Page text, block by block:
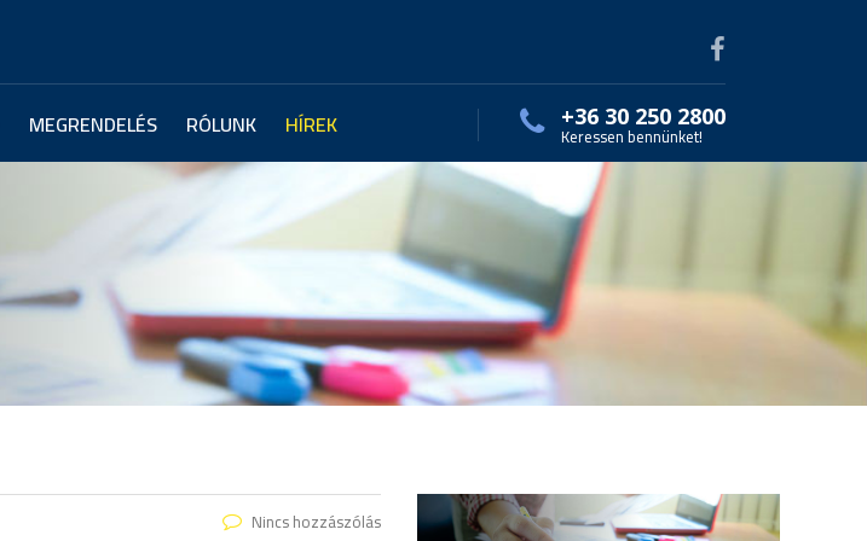
MEGRENDELÉS RÓLUNK HÍREK +36 30 250 2800
Keressen bennünket!
Nincs hozzászólás